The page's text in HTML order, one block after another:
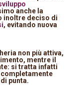
anche la
inoltre deciso di
, evitando nuova
non più attiva,
mentre il
si tratta infatti
completamente
punta.